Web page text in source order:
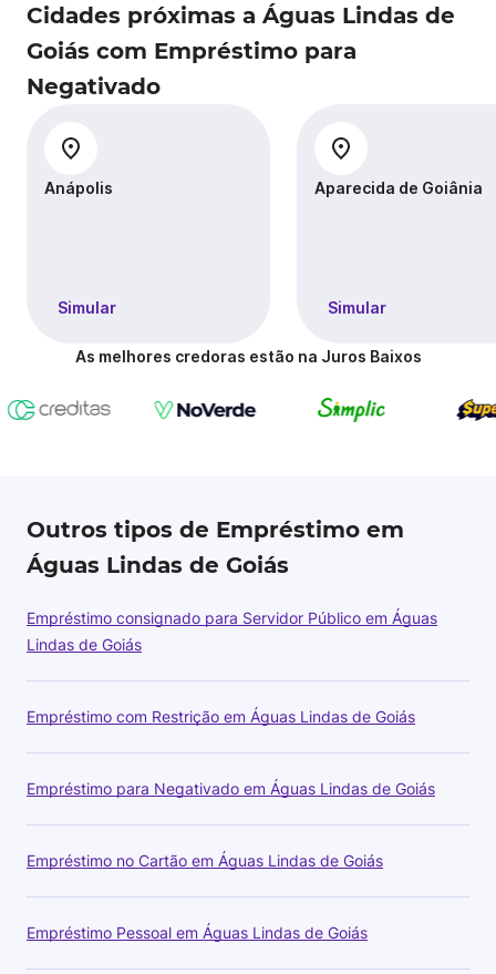
Cidades próximas a Águas Lindas de
Goiás com Empréstimo para
Negativado
Anápolis
Simular
Aparecida de Goiânia
Simular
As melhores credoras estão na Juros Baixos
Outros tipos de Empréstimo em
Águas Lindas de Goiás
Empréstimo consignado para Servidor Público em Águas
Lindas de Goiás
Empréstimo com Restrição em Águas Lindas de Goiás
Empréstimo para Negativado em Águas Lindas de Goiás
Empréstimo no Cartão em Águas Lindas de Goiás
Empréstimo Pessoal em Águas Lindas de Goiás